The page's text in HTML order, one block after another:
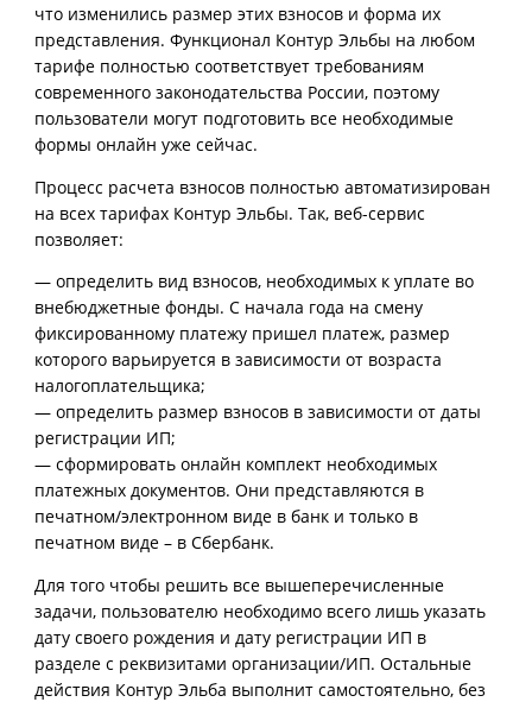
что изменились размер этих взносов и форма их
представления. Функционал Контур Эльбы на любом
тарифе полностью соответствует требованиям
современного законодательства России, поэтому
пользователи могут подготовить все необходимые
формы онлайн уже сейчас.
Процесс расчета взносов полностью автоматизирован
на всех тарифах Контур Эльбы. Так, веб-сервис
позволяет:
— определить вид взносов, необходимых к уплате во
внебюджетные фонды. С начала года на смену
фиксированному платежу пришел платеж, размер
которого варьируется в зависимости от возраста
налогоплательщика;
— определить размер взносов в зависимости от даты
регистрации ИП;
— сформировать онлайн комплект необходимых
платежных документов. Они представляются в
печатном/электронном виде в банк и только в
печатном виде – в Сбербанк.
Для того чтобы решить все вышеперечисленные
задачи, пользователю необходимо всего лишь указать
дату своего рождения и дату регистрации ИП в
разделе с реквизитами организации/ИП. Остальные
действия Контур Эльба выполнит самостоятельно, без